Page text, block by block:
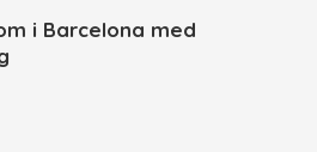
i Barcelona med